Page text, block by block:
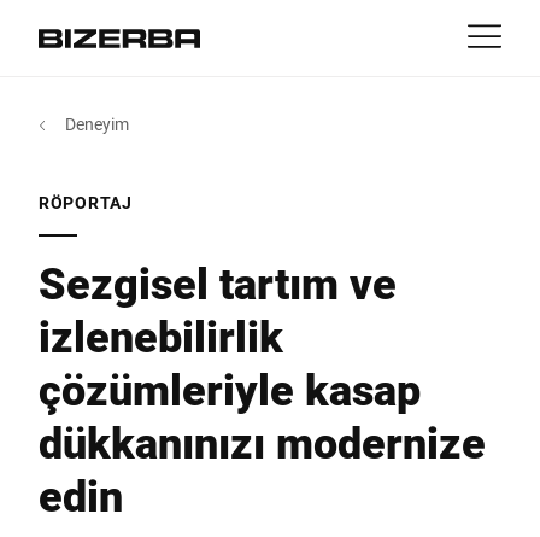
Deneyim
Hizmetler
Şirket
MyBizerba
Amerika
Asya
Avustralya
Afrika
RÖPORTAJ
Sezgisel tartım ve
izlenebilirlik
çözümleriyle kasap
dükkanınızı modernize
edin
Deneyim